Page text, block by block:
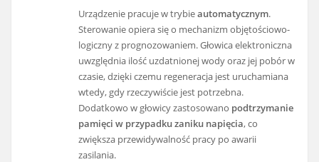
Urządzenie pracuje w trybieautomatycznym.
Sterowanie opiera się o mechanizm objętościowo-
logiczny z prognozowaniem. Głowica elektroniczna
uwzględnia ilość uzdatnionej wody oraz jej pobór w
czasie, dzięki czemu regeneracja jest uruchamiana
wtedy, gdy rzeczywiście jest potrzebna.
Dodatkowo w głowicy zastosowano podtrzymanie
pamięci w przypadku zaniku napięcia, co
zwiększa przewidywalność pracy po awarii
zasilania.